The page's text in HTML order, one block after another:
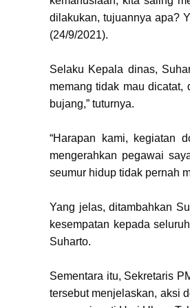
dilakukan, tujuannya apa?
(24/9/2021).
Selaku Kepala dinas,
memang tidak mau
bujang,” tuturnya.
“Harapan kami, kegiatan
mengerahkan pegawai
seumur hidup tidak pernah
Yang jelas, ditambahkan
kesempatan kepada
Suharto.
Sementara itu, Sekretaris
tersebut menjelaskan, aksi